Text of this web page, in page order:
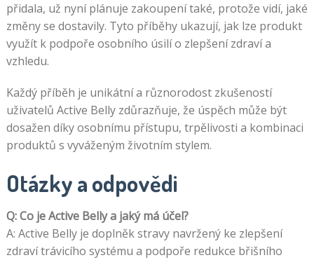
přidala, už nyní plánuje zakoupení také, protože vidí, jaké
změny se dostavily. Tyto příběhy ukazují, jak lze produkt
využít k podpoře osobního úsilí o zlepšení zdraví a
vzhledu.
Každý příběh je unikátní a různorodost zkušeností
uživatelů Active Belly zdůrazňuje, že úspěch může být
dosažen díky osobnímu přístupu, trpělivosti a kombinaci
produktů s vyváženým životním stylem.
Otázky a odpovědi
Q: Co je Active Belly a jaký má účel?
A: Active Belly je doplněk stravy navržený ke zlepšení
zdraví trávicího systému a podpoře redukce břišního